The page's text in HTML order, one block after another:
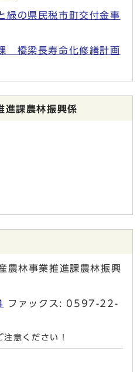
緑の県民税市町交付金事
橋梁長寿命化修繕計画
進課農林振興係
農林事業推進課農林振興
ファックス: 0597-22-
意ください！